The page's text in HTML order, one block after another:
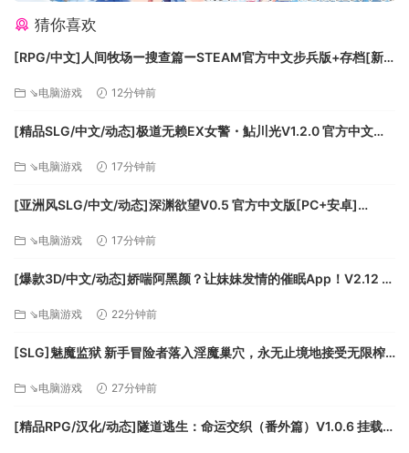
一旦完成主线关卡，您可进入到生存模式，该模式提供对强力
游戏难度会随着您的熟练增加而增加，同时也会因为玩家英雄
的阵亡而减少.
来试试看您到底会有多厉害!
猜你喜欢
[RPG/中文]人间牧场ー搜查篇ーSTEAM官方中文步兵版+存档[新
⇘电脑游戏 12分钟前
[精品SLG/中文/动态]极道无赖EX女警・鮎川光V1.2.0 官方中文版
⇘电脑游戏 17分钟前
[亚洲风SLG/中文/动态]深渊欲望V0.5 官方中文版[PC+安卓]
⇘电脑游戏 17分钟前
[爆款3D/中文/动态]娇喘阿黑颜？让妹妹发情的催眠App！V2.12 官
⇘电脑游戏 22分钟前
[SLG]魅魔监狱 新手冒险者落入淫魔巢穴，永无止境地接受无限榨
⇘电脑游戏 27分钟前
[精品RPG/汉化/动态]隧道逃生：命运交织（番外篇）V1.0.6 挂载AI